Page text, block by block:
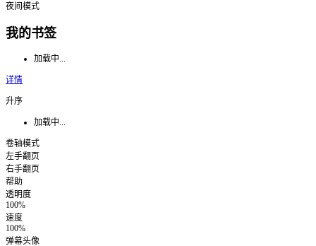
夜间模式
我的书签
加载中...
详情
升序
加载中...
卷轴模式
左手翻页
右手翻页
帮助
透明度
100%
速度
100%
弹幕头像